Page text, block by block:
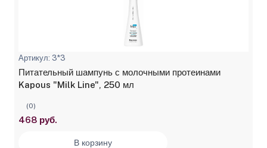
Артикул: 3*3
Питательный шампунь с молочными протеинами
Kapous "Milk Line", 250 мл
(0)
468 руб.
В корзину